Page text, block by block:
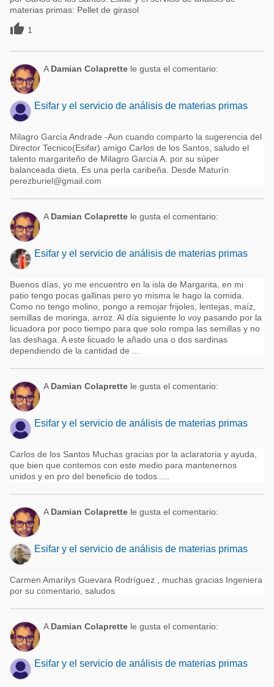
materias primas: Pellet de girasol
 1
A Damian Colaprette le gusta el comentario:
Esifar y el servicio de análisis de materias primas
Milagro García Andrade -Aun cuando comparto la sugerencia del
Director Tecnico(Esifar) amigo Carlos de los Santos, saludo el
talento margariteño de Milagro García A. por su súper
balanceada dieta. Es una perla caribeña. Desde Maturín
perezburiel@gmail.com
A Damian Colaprette le gusta el comentario:
Esifar y el servicio de análisis de materias primas
Buenos días, yo me encuentro en la isla de Margarita, en mi
patio tengo pocas gallinas pero yo misma le hago la comida.
Como no tengo molino, pongo a remojar frijoles, lentejas, maíz,
semillas de moringa, arroz. Al día siguiente lo voy pasando por la
licuadora por poco tiempo para que solo rompa las semillas y no
las deshaga. A este licuado le añado una o dos sardinas
dependiendo de la cantidad de ...
A Damian Colaprette le gusta el comentario:
Esifar y el servicio de análisis de materias primas
Carlos de los Santos Muchas gracias por la aclaratoria y ayuda,
que bien que contemos con este medio para mantenernos
unidos y en pro del beneficio de todos.....
A Damian Colaprette le gusta el comentario:
Esifar y el servicio de análisis de materias primas
Carmen Amarilys Guevara Rodríguez , muchas gracias Ingeniera
por su comentario, saludos
A Damian Colaprette le gusta el comentario:
Esifar y el servicio de análisis de materias primas